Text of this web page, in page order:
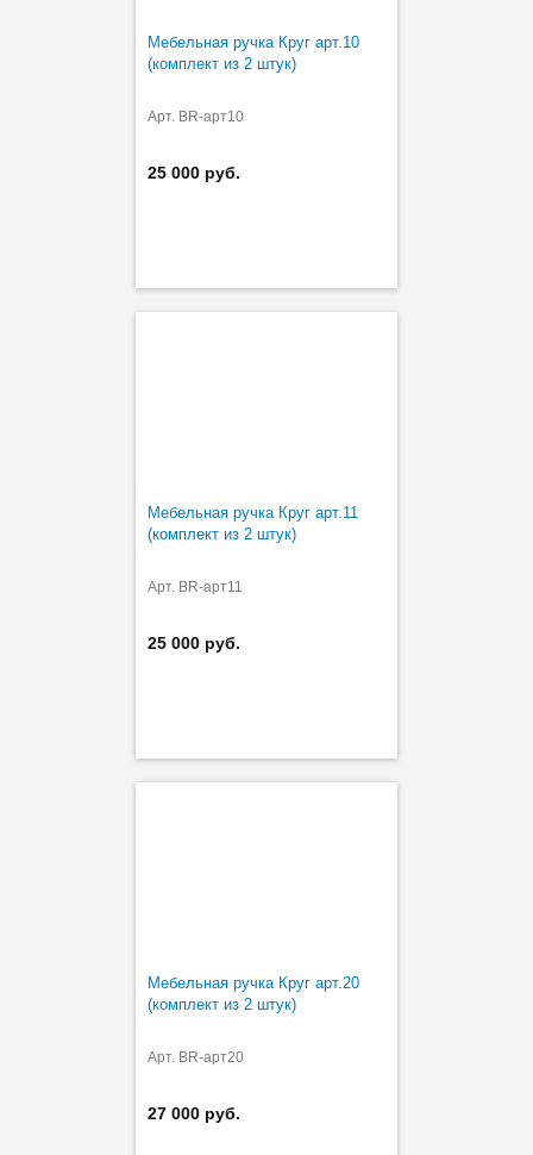
Мебельная ручка Круг арт.10
(комплект из 2 штук)
Арт. BR-арт10
25 000 руб.
Мебельная ручка Круг арт.11
(комплект из 2 штук)
Арт. BR-арт11
25 000 руб.
Мебельная ручка Круг арт.20
(комплект из 2 штук)
Арт. BR-арт20
27 000 руб.